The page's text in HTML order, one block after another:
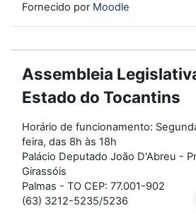
Fornecido por Moodle
Assembleia
Estado do Tocantins
Horário de funcionamento:
feira, das 8h às 18h
Palácio Deputado João D'Abreu -
Girassóis
Palmas - TO CEP: 77.001-902
(63) 3212-5235/5236